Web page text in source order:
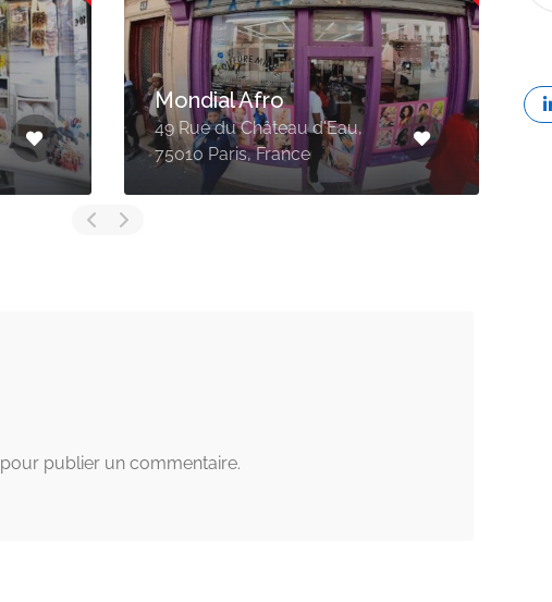
Mondial Afro
49 Rue du Château d'Eau,
75010 Paris, France
pour publier un commentaire.